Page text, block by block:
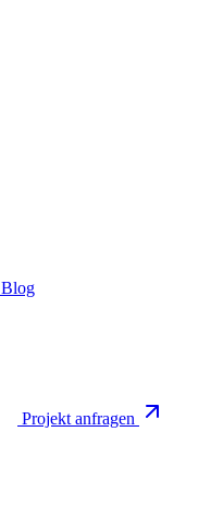
Blog
Projekt anfragen